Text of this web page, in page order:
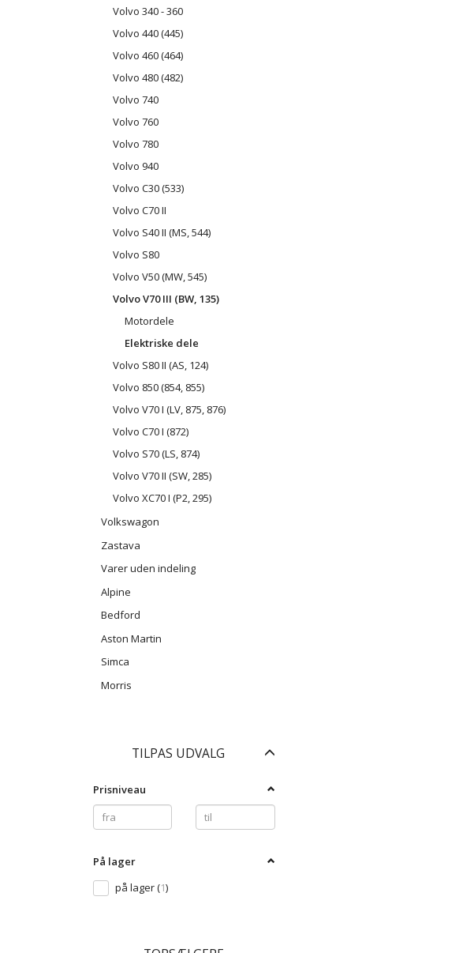
Volvo 340 - 360
Volvo 440 (445)
Volvo 460 (464)
Volvo 480 (482)
Volvo 740
Volvo 760
Volvo 780
Volvo 940
Volvo C30 (533)
Volvo C70 II
Volvo S40 II (MS, 544)
Volvo S80
Volvo V50 (MW, 545)
Volvo V70 III (BW, 135)
Motordele
Elektriske dele
Volvo S80 II (AS, 124)
Volvo 850 (854, 855)
Volvo V70 I (LV, 875, 876)
Volvo C70 I (872)
Volvo S70 (LS, 874)
Volvo V70 II (SW, 285)
Volvo XC70 I (P2, 295)
Volkswagon
Zastava
Varer uden indeling
Alpine
Bedford
Aston Martin
Simca
Morris
TILPAS UDVALG
Prisniveau
På lager
på lager(1)